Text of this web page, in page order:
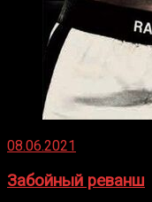
08.06.2021
Забойный реванш